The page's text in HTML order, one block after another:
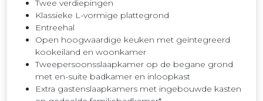
Twee verdiepingen
Klassieke L-vormige plattegrond
Entreehal
Open hoogwaardige keuken met geïntegreerd
kookeiland en woonkamer
Tweepersoonsslaapkamer op de begane grond
met en-suite badkamer en inloopkast
Extra gastenslaapkamers met ingebouwde kasten